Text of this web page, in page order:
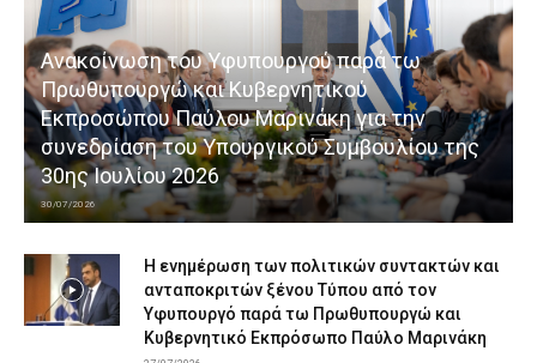
Ανακοίνωση του Υφυπουργού παρά τω
Πρωθυπουργώ και Κυβερνητικού
Εκπροσώπου Παύλου Μαρινάκη για την
συνεδρίαση του Υπουργικού Συμβουλίου της
30ης Ιουλίου 2026
30/07/2026
Η ενημέρωση των πολιτικών συντακτών και
ανταποκριτών ξένου Τύπου από τον
Υφυπουργό παρά τω Πρωθυπουργώ και
Κυβερνητικό Εκπρόσωπο Παύλο Μαρινάκη